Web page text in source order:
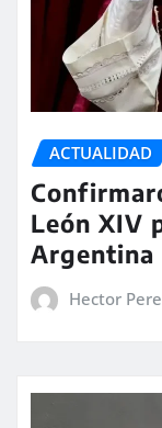
ACTUALIDAD
León XIV
Argentina
Hector